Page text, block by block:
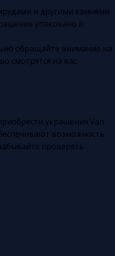
и другими камнями
упаковано в
обращайте внимание на
смотрятся на вас.
украшения Van
возможность
проверять